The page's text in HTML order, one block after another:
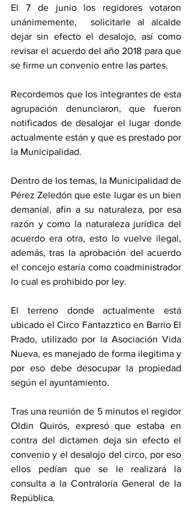
El 7 de junio los regidores votaron
unánimemente,  solicitarle al alcalde
dejar sin efecto el desalojo, así como
revisar el acuerdo del año 2018 para que
se firme un convenio entre las partes.
Recordemos que los integrantes de esta
agrupación denunciaron, que fueron
notificados de desalojar el lugar donde
actualmente están y que es prestado por
la Municipalidad.
Dentro de los temas, la Municipalidad de
Pérez Zeledón que este lugar es un bien
demanial, afín a su naturaleza, por esa
razón y como la naturaleza jurídica del
acuerdo era otra, esto lo vuelve ilegal,
además, tras la aprobación del acuerdo
el concejo estaría como coadministrador
lo cual es prohibido por ley.
El terreno donde actualmente está
ubicado el Circo Fantazztico en Barrio El
Prado, utilizado por la Asociación Vida
Nueva, es manejado de forma ilegitima y
por eso debe desocupar la propiedad
según el ayuntamiento.
Tras una reunión de 5 minutos el regidor
Oldin Quirós, expresó que estaba en
contra del dictamen deja sin efecto el
convenio y el desalojo del circo, por eso
ellos pedían que se le realizará la
consulta a la Contraloría General de la
República.